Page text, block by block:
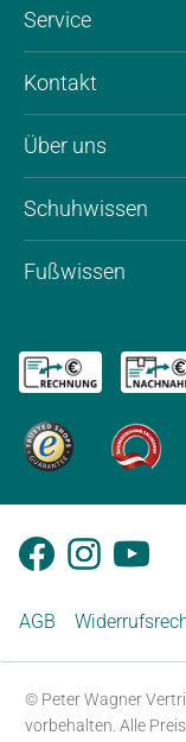
Service
Kontakt
Über uns
Schuhwissen
Fußwissen
AGB
© Peter Wagner
vorbehalten. Alle